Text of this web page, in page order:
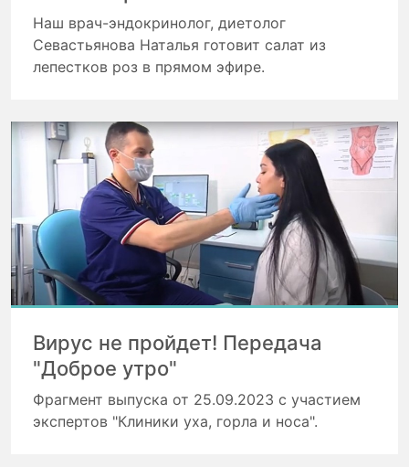
Наш врач-эндокринолог, диетолог
Севастьянова Наталья готовит салат из
лепестков роз в прямом эфире.
Вирус не пройдет! Передача
"Доброе утро"
Фрагмент выпуска от 25.09.2023 с участием
экспертов "Клиники уха, горла и носа".